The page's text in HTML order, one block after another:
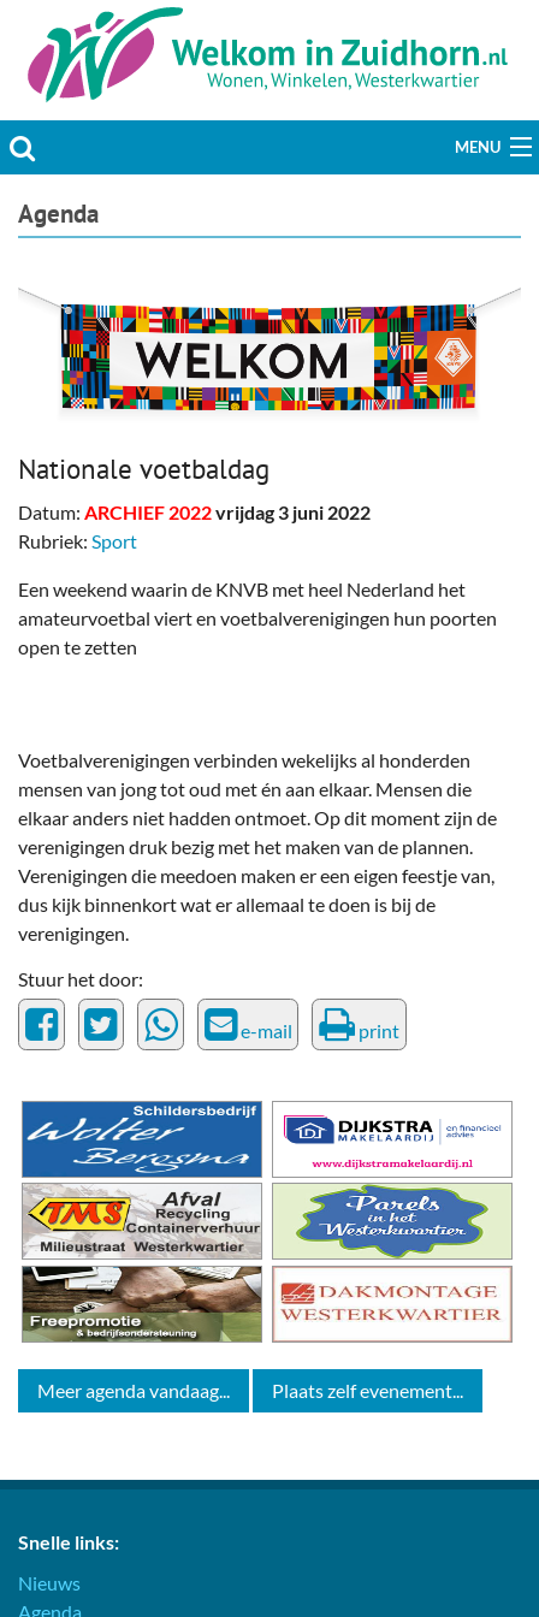
MENU
Actueel
Welzijn & Maatschappij
Bedrijven
Agenda
Nationale voetbaldag
Datum: ARCHIEF 2022vrijdag 3 juni 2022
Rubriek: Sport
Een weekend waarin de KNVB met heel Nederland het
amateurvoetbal viert en voetbalverenigingen hun poorten
open te zetten
Voetbalverenigingen verbinden wekelijks al honderden
mensen van jong tot oud met én aan elkaar. Mensen die
elkaar anders niet hadden ontmoet. Op dit moment zijn de
verenigingen druk bezig met het maken van de plannen.
Verenigingen die meedoen maken er een eigen feestje van,
dus kijk binnenkort wat er allemaal te doen is bij de
verenigingen.
Stuur het door:
e-mail print
Meer agenda vandaag... Plaats zelf evenement...
Snelle links:
Nieuws
Agenda